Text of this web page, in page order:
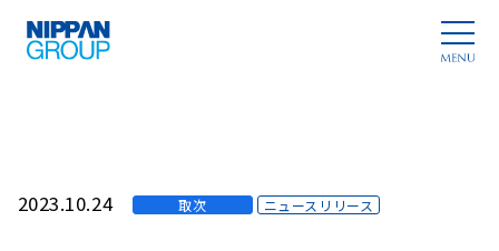
2023.10.24 取次 ニュースリリース